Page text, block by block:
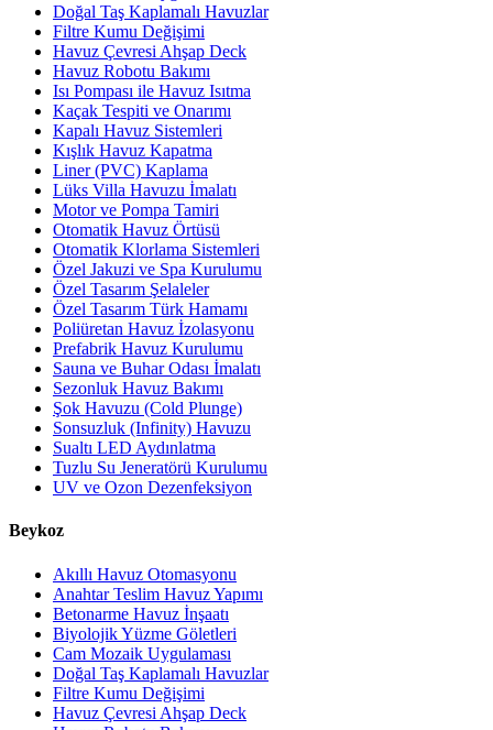
Doğal Taş Kaplamalı Havuzlar
Filtre Kumu Değişimi
Havuz Çevresi Ahşap Deck
Havuz Robotu Bakımı
Isı Pompası ile Havuz Isıtma
Kaçak Tespiti ve Onarımı
Kapalı Havuz Sistemleri
Kışlık Havuz Kapatma
Liner (PVC) Kaplama
Lüks Villa Havuzu İmalatı
Motor ve Pompa Tamiri
Otomatik Havuz Örtüsü
Otomatik Klorlama Sistemleri
Özel Jakuzi ve Spa Kurulumu
Özel Tasarım Şelaleler
Özel Tasarım Türk Hamamı
Poliüretan Havuz İzolasyonu
Prefabrik Havuz Kurulumu
Sauna ve Buhar Odası İmalatı
Sezonluk Havuz Bakımı
Şok Havuzu (Cold Plunge)
Sonsuzluk (Infinity) Havuzu
Sualtı LED Aydınlatma
Tuzlu Su Jeneratörü Kurulumu
UV ve Ozon Dezenfeksiyon
Beykoz
Akıllı Havuz Otomasyonu
Anahtar Teslim Havuz Yapımı
Betonarme Havuz İnşaatı
Biyolojik Yüzme Göletleri
Cam Mozaik Uygulaması
Doğal Taş Kaplamalı Havuzlar
Filtre Kumu Değişimi
Havuz Çevresi Ahşap Deck